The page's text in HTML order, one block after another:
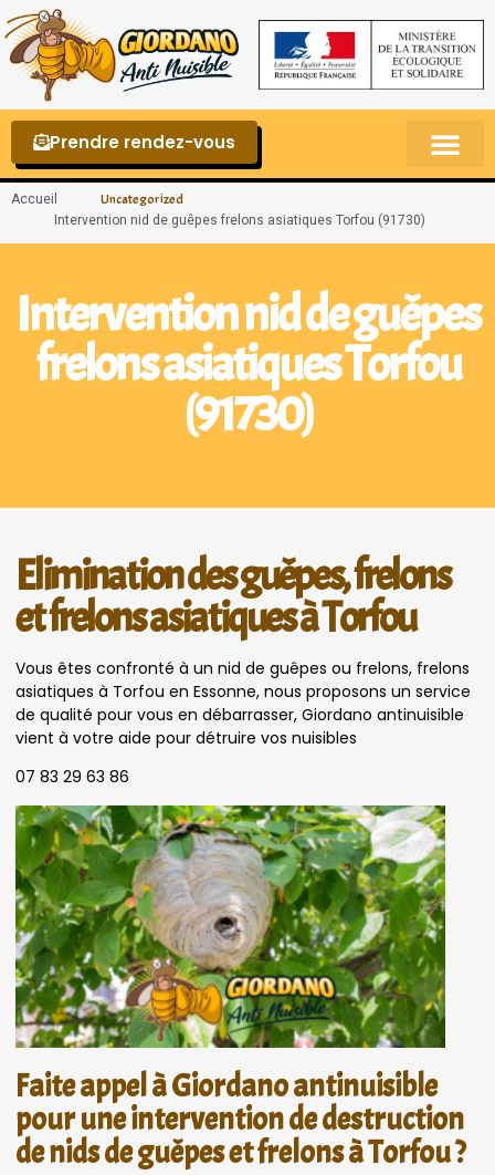
Prendre rendez-vous
Accueil Uncategorized
Intervention nid de guêpes frelons asiatiques Torfou (91730)
Intervention nid de guêpes
frelons asiatiques Torfou
(91730)
Elimination des guêpes, frelons
et frelons asiatiques à Torfou
Vous êtes confronté à un nid de guêpes ou frelons, frelons
asiatiques à Torfou en Essonne, nous proposons un service
de qualité pour vous en débarrasser, Giordano antinuisible
vient à votre aide pour détruire vos nuisibles
07 83 29 63 86
Faite appel à Giordano antinuisible
pour une intervention de destruction
de nids de guêpes et frelons à Torfou ?